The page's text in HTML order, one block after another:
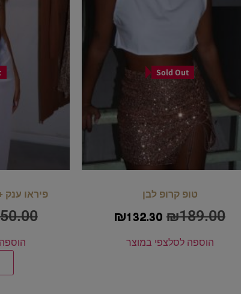
Sold Out
טופ קרופ לבן
₪189.00
₪132.30
הוספה לסלצפי במוצר
פיראו ענק